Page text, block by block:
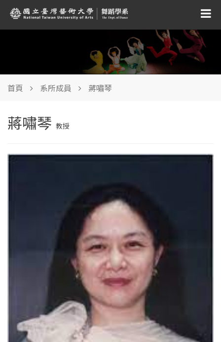
首頁 系所成員 蔣嘯琴
蔣嘯琴 教授